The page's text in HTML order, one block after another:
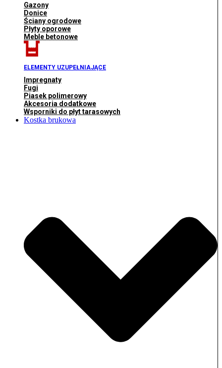
Gazony
Donice
Ściany ogrodowe
Płyty oporowe
Meble betonowe
ELEMENTY UZUPEŁNIAJĄCE
Impregnaty
Fugi
Piasek polimerowy
Akcesoria dodatkowe
Wsporniki do płyt tarasowych
Kostka brukowa